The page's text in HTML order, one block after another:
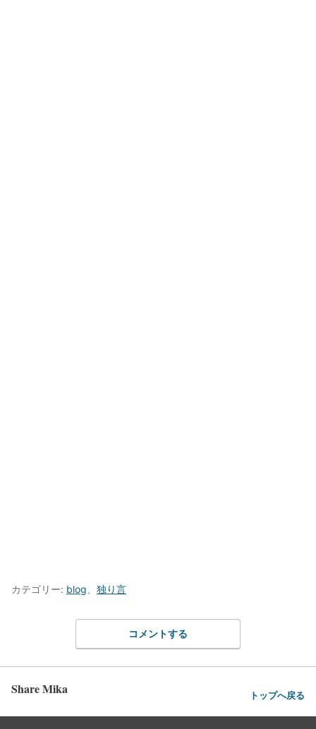
カテゴリー: blog 独り言
コメントする
Share Mika トップへ戻る